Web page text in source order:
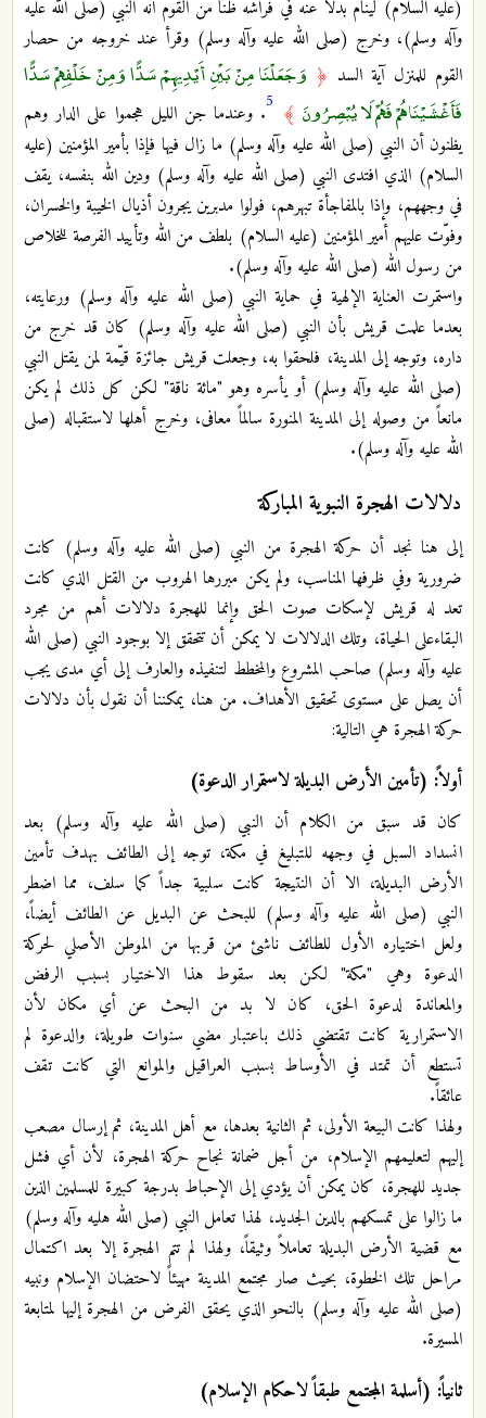
(عليه السلام) لينام بدلاً عنه في فراشه ظناً من القوم أنه النبي (صلى الله عليه
وآله وسلم)، وخرج (صلى الله عليه وآله وسلم) وقرأ عند خروجه من حصار
القوم للمنزل آية السد ﴿ وَجَعَلْنَا مِنْ بَيْنِ أَيْدِيهِمْ سَدًّا وَمِنْ خَلْفِهِمْ سَدًّا
فَأَغْشَيْنَاهُمْ فَهُمْ لَا يُبْصِرُونَ ﴾ 5. وعندما جن الليل هجموا على الدار وهم
يظنون أن النبي (صلى الله عليه وآله وسلم) ما زال فيها فإذا بأمير المؤمنين (عليه
السلام) الذي افتدى النبي (صلى الله عليه وآله وسلم) ودين الله بنفسه، يقف
في وجههم، وإذا بالمفاجأة تبهرهم، فولوا مدبرين يجرون أذيال الخيبة والخسران،
وفوّت عليهم أمير المؤمنين (عليه السلام) بلطف من الله وتأييد الفرصة للخلاص
من رسول الله (صلى الله عليه وآله وسلم).
واستمرت العناية الإلهية في حماية النبي (صلى الله عليه وآله وسلم) ورعايته،
بعدما علمت قريش بأن النبي (صلى الله عليه وآله وسلم) كان قد خرج من
داره، وتوجه إلى المدينة، فلحقوا به، وجعلت قريش جائزة قيّمة لمن يقتل النبي
(صلى الله عليه وآله وسلم) أو يأسره وهو "مائة ناقة" لكن كل ذلك لم يكن
مانعاً من وصوله إلى المدينة المنورة سالماً معافى، وخرج أهلها لاستقباله (صلى
الله عليه وآله وسلم).
دلالات الهجرة النبوية المباركة
إلى هنا نجد أن حركة الهجرة من النبي (صلى الله عليه وآله وسلم) كانت
ضرورية وفي ظرفها المناسب، ولم يكن مبررها الهروب من القتل الذي كانت
تعد له قريش لإسكات صوت الحق وإنما للهجرة دلالات أهم من مجرد
البقاءعلى الحياة، وتلك الدلالات لا يمكن أن تتحقق إلا بوجود النبي (صلى الله
عليه وآله وسلم) صاحب المشروع والمخطط لتنفيذه والعارف إلى أي مدى يجب
أن يصل على مستوى تحقيق الأهداف. من هنا، يمكننا أن نقول بأن دلالات
حركة الهجرة هي التالية:
أولاً: (تأمين الأرض البديلة لاستمرار الدعوة)
كان قد سبق من الكلام أن النبي (صلى الله عليه وآله وسلم) بعد
انسداد السبل في وجهه للتبليغ في مكة، توجه إلى الطائف بهدف تأمين
الأرض البديلة، الا أن النتيجة كانت سلبية جداً كما سلف، مما اضطر
النبي (صلى الله عليه وآله وسلم) للبحث عن البديل عن الطائف أيضاً،
ولعل اختياره الأول للطائف ناشئ من قربها من الموطن الأصلي لحركة
الدعوة وهي "مكة" لكن بعد سقوط هذا الاختيار بسبب الرفض
والمعاندة لدعوة الحق، كان لا بد من البحث عن أي مكان لأن
الاستمرارية كانت تقتضي ذلك باعتبار مضي سنوات طويلة، والدعوة لم
تستطع أن تمتد في الأوساط بسبب العراقيل والموانع التي كانت تقف
عائقاً.
ولهذا كانت البيعة الأولى، ثم الثانية بعدها، مع أهل المدينة، ثم إرسال مصعب
إليهم لتعليمهم الإسلام، من أجل ضمانة نجاح حركة الهجرة، لأن أي فشل
جديد للهجرة، كان يمكن أن يؤدي إلى الإحباط بدرجة كبيرة للمسلمين الذين
ما زالوا على تمسكهم بالدين الجديد، لهذا تعامل النبي (صلى الله هليه وآله وسلم)
مع قضية الأرض البديلة تعاملاً وثيقاً، ولهذا لم تتم الهجرة إلا بعد اكتمال
مراحل تلك الخطوة، بحيث صار مجتمع المدينة مهيئاً لاحتضان الإسلام ونبيه
(صلى الله عليه وآله وسلم) بالنحو الذي يحقق الفرض من الهجرة إليها لمتابعة
المسيرة.
ثانياً: (أسلمة المجتمع طبقاً لاحكام الإسلام)